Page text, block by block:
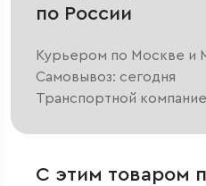
по России
Курьером по Москве и
Самовывоз: сегодня
Транспортной
С этим товаром